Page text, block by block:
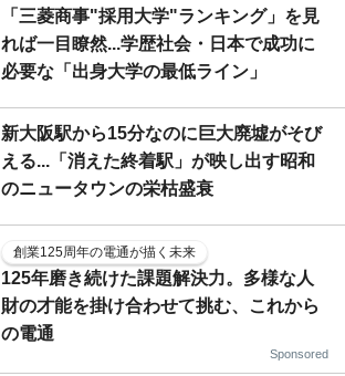
「三菱商事"採用大学"ランキング」を見
れば一目瞭然...学歴社会・日本で成功に
必要な「出身大学の最低ライン」
新大阪駅から15分なのに巨大廃墟がそび
える...「消えた終着駅」が映し出す昭和
のニュータウンの栄枯盛衰
創業125周年の電通が描く未来
125年磨き続けた課題解決力。多様な人
財の才能を掛け合わせて挑む、これから
の電通
Sponsored